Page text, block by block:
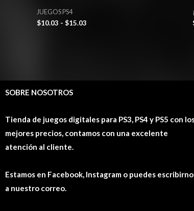
JUEGOS PS4
$10.03 - $15.03
SOBRE NOSOTROS
Tienda de juegos digitales para PS3, PS4 y PS5 con
mejores precios, contamos con una excelente
atención al cliente.
Estamos en Facebook, Instagram o puedes
a nuestro correo.